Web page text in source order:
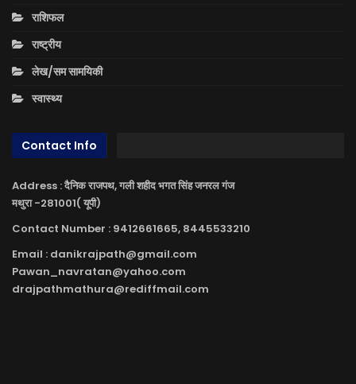
राशिफल
राष्ट्रीय
लेख/सम सामयिकी
स्वास्थ्य
Contact Info
Address : दैनिक राजपथ, गली शहीद भगत सिंह जनरल गंज
मथुरा -281001( यूपी)
Contact Number : 9412661665, 8445533210
Email : danikrajpath@gmail.com
Pawan_navratan@yahoo.com
drajpathmathura@rediffmail.com